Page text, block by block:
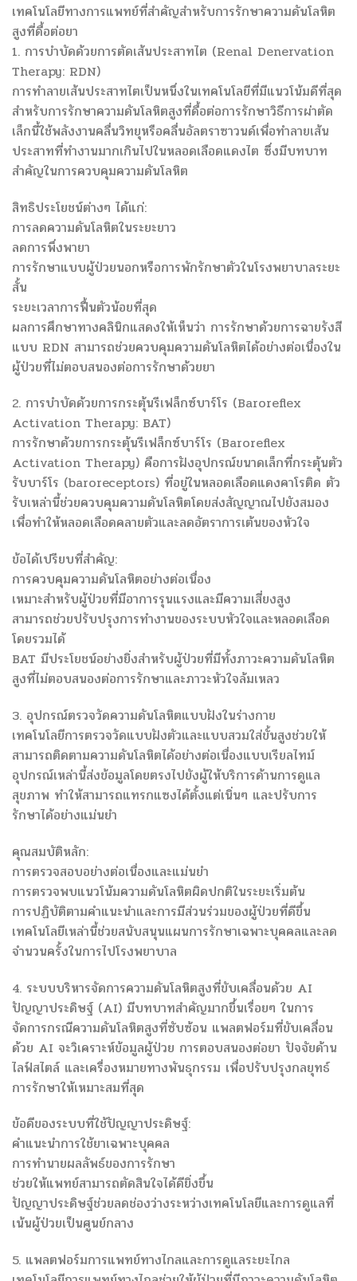
เทคโนโลยีทางการแพทย์ที่สำคัญสำหรับการรักษาความดันโลหิต
สูงที่ดื้อต่อยา
1. การบำบัดด้วยการตัดเส้นประสาทไต (Renal Denervation
Therapy: RDN)
การทำลายเส้นประสาทไตเป็นหนึ่งในเทคโนโลยีที่มีแนวโน้มดีที่สุด
สำหรับการรักษาความดันโลหิตสูงที่ดื้อต่อการรักษาวิธีการผ่าตัด
เล็กนี้ใช้พลังงานคลื่นวิทยุหรือคลื่นอัลตราซาวนด์เพื่อทำลายเส้น
ประสาทที่ทำงานมากเกินไปในหลอดเลือดแดงไต ซึ่งมีบทบาท
สำคัญในการควบคุมความดันโลหิต
สิทธิประโยชน์ต่างๆ ได้แก่:
การลดความดันโลหิตในระยะยาว
ลดการพึ่งพายา
การรักษาแบบผู้ป่วยนอกหรือการพักรักษาตัวในโรงพยาบาลระยะ
สั้น
ระยะเวลาการฟื้นตัวน้อยที่สุด
ผลการศึกษาทางคลินิกแสดงให้เห็นว่า การรักษาด้วยการฉายรังสี
แบบ RDN สามารถช่วยควบคุมความดันโลหิตได้อย่างต่อเนื่องใน
ผู้ป่วยที่ไม่ตอบสนองต่อการรักษาด้วยยา
2. การบำบัดด้วยการกระตุ้นรีเฟล็กซ์บาร์โร (Baroreflex
Activation Therapy: BAT)
การรักษาด้วยการกระตุ้นรีเฟล็กซ์บาร์โร (Baroreflex
Activation Therapy) คือการฝังอุปกรณ์ขนาดเล็กที่กระตุ้นตัว
รับบาร์โร (baroreceptors) ที่อยู่ในหลอดเลือดแดงคาโรติด ตัว
รับเหล่านี้ช่วยควบคุมความดันโลหิตโดยส่งสัญญาณไปยังสมอง
เพื่อทำให้หลอดเลือดคลายตัวและลดอัตราการเต้นของหัวใจ
ข้อได้เปรียบที่สำคัญ:
การควบคุมความดันโลหิตอย่างต่อเนื่อง
เหมาะสำหรับผู้ป่วยที่มีอาการรุนแรงและมีความเสี่ยงสูง
สามารถช่วยปรับปรุงการทำงานของระบบหัวใจและหลอดเลือด
โดยรวมได้
BAT มีประโยชน์อย่างยิ่งสำหรับผู้ป่วยที่มีทั้งภาวะความดันโลหิต
สูงที่ไม่ตอบสนองต่อการรักษาและภาวะหัวใจล้มเหลว
3. อุปกรณ์ตรวจวัดความดันโลหิตแบบฝังในร่างกาย
เทคโนโลยีการตรวจวัดแบบฝังตัวและแบบสวมใส่ขั้นสูงช่วยให้
สามารถติดตามความดันโลหิตได้อย่างต่อเนื่องแบบเรียลไทม์
อุปกรณ์เหล่านี้ส่งข้อมูลโดยตรงไปยังผู้ให้บริการด้านการดูแล
สุขภาพ ทำให้สามารถแทรกแซงได้ตั้งแต่เนิ่นๆ และปรับการ
รักษาได้อย่างแม่นยำ
คุณสมบัติหลัก:
การตรวจสอบอย่างต่อเนื่องและแม่นยำ
การตรวจพบแนวโน้มความดันโลหิตผิดปกติในระยะเริ่มต้น
การปฏิบัติตามคำแนะนำและการมีส่วนร่วมของผู้ป่วยที่ดีขึ้น
เทคโนโลยีเหล่านี้ช่วยสนับสนุนแผนการรักษาเฉพาะบุคคลและลด
จำนวนครั้งในการไปโรงพยาบาล
4. ระบบบริหารจัดการความดันโลหิตสูงที่ขับเคลื่อนด้วย AI
ปัญญาประดิษฐ์ (AI) มีบทบาทสำคัญมากขึ้นเรื่อยๆ ในการ
จัดการกรณีความดันโลหิตสูงที่ซับซ้อน แพลตฟอร์มที่ขับเคลื่อน
ด้วย AI จะวิเคราะห์ข้อมูลผู้ป่วย การตอบสนองต่อยา ปัจจัยด้าน
ไลฟ์สไตล์ และเครื่องหมายทางพันธุกรรม เพื่อปรับปรุงกลยุทธ์
การรักษาให้เหมาะสมที่สุด
ข้อดีของระบบที่ใช้ปัญญาประดิษฐ์:
คำแนะนำการใช้ยาเฉพาะบุคคล
การทำนายผลลัพธ์ของการรักษา
ช่วยให้แพทย์สามารถตัดสินใจได้ดียิ่งขึ้น
ปัญญาประดิษฐ์ช่วยลดช่องว่างระหว่างเทคโนโลยีและการดูแลที่
เน้นผู้ป่วยเป็นศูนย์กลาง
5. แพลตฟอร์มการแพทย์ทางไกลและการดูแลระยะไกล